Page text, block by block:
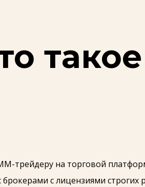
трейдеру на торговой
с лицензиями строгих